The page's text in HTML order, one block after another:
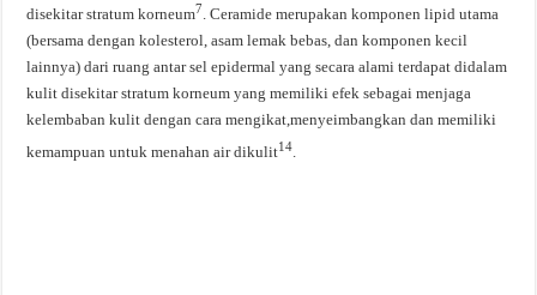
disekitar stratum korneum7. Ceramide merupakan komponen lipid utama
(bersama dengan kolesterol, asam lemak bebas, dan komponen kecil
lainnya) dari ruang antar sel epidermal yang secara alami terdapat didalam
kulit disekitar stratum korneum yang memiliki efek sebagai menjaga
kelembaban kulit dengan cara mengikat,menyeimbangkan dan memiliki
kemampuan untuk menahan air dikulit14.